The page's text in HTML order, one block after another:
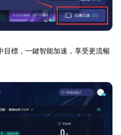
目標，一鍵智能加速，享受更流暢